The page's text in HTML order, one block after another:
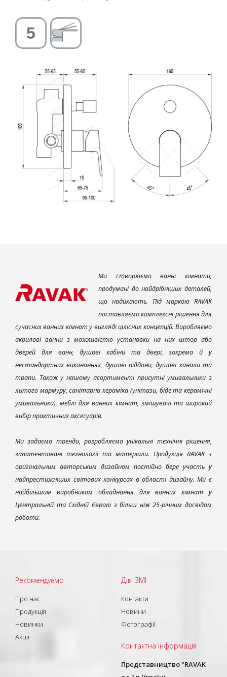
Ми створюємо ванні кімнати,
продумані до найдрібніших деталей,
що надихають. Під маркою RAVAK
поставляємо комплексні рішення для
сучасних ванних кімнат у вигляді цілісних концепцій. Виробляємо
акрилові ванни з можливістю установки на них штор або
дверей для ванн, душові кабіни та двері, зокрема й у
нестандартних виконаннях, душові піддони, душові канали та
трапи. Також у нашому асортименті присутні умивальники з
литого мармуру, санітарна кераміка (унітази, біде та керамічні
умивальники), меблі для ванних кімнат, змішувачі та широкий
вибір практичних аксесуарів.
Ми задаємо тренди, розробляємо унікальні технічні рішення,
запатентовані технології та матеріали. Продукція RAVAK з
оригінальним авторським дизайном постійно бере участь у
найпрестижніших світових конкурсах в області дизайну. Ми є
найбільшим виробником обладнання для ванних кімнат у
Центральній та Східній Європі з більш ніж 25-річним досвідом
роботи.
Рекомендуємо
Про нас
Продукція
Новинки
Акції
Для ЗМІ
Контакти
Новини
Фотографії
Контактна інформація
Представництво "RAVAK